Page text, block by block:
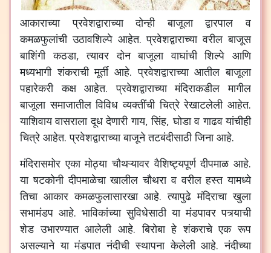
आकाराच्या प्रवेशद्वाराच्या दोन्ही बाजूला द्वारपाल
व
कमळफुलांची उठावशिल्पे आहेत.प्रवेशद्वाराच्या वरील बाजूस
बाशिंगी कठडा,त्यावर दोन बाजूला वाघांची शिल्पे आणि
मध्यभागी शंकराची मूर्ती आहे.प्रवेशद्वाराच्या आतील बाजूला
पहारेकरी कक्ष आहेत.प्रवेशद्वाराच्या मंदिराकडील मागील
बाजूला समाजातील विविध व्यक्तींची चित्रे रेखाटलेली आहेत.
याशिवाय वासराला दूध देणारी गाय,सिंह,घोडा व गाढव यांचीही
चित्रे आहेत.प्रवेशद्वाराच्या बाजूने तटबंदीसाठी जिना आहे.
मंदिरासमोर एका मोठ्या चौथऱ्यावर वैशिष्ट्यपूर्ण दीपमाळ आहे.
या षटकोनी दीपमाळेचा खालील चौथरा व वरील हस्त यामध्ये
तिचा आकार कमळफुलासारखा आहे.त्यापुढे मंदिराचा खुला
सभामंडप आहे. भाविकांच्या सुविधेसाठी या मंडपावर पत्र्याची
शेड उभारण्यात आलेली आहे.बिरोबा हे शंकराचे एक रूप
असल्याने या मंडपात नंदीची स्थापना केलेली आहे.नंदीच्या